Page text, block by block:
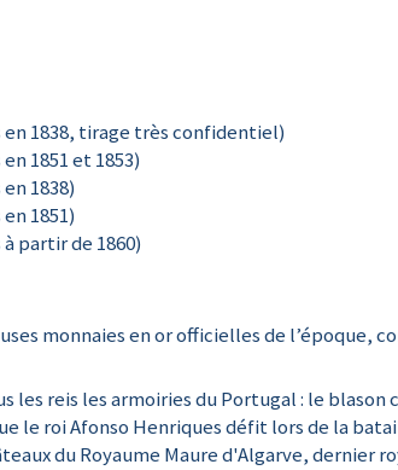
en 1838, tirage très confidentiel)
1851 et 1853)
1838)
1851)
partir de 1860)
monnaies en or officielles de l’époque,
les reis les armoiries du Portugal : le
le roi Afonso Henriques défit lors de la
du Royaume Maure d'Algarve, dernier